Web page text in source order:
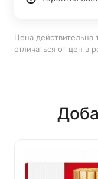
Цена действительна
отличаться от цен в